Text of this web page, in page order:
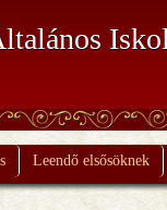
Leendő elsősöknek